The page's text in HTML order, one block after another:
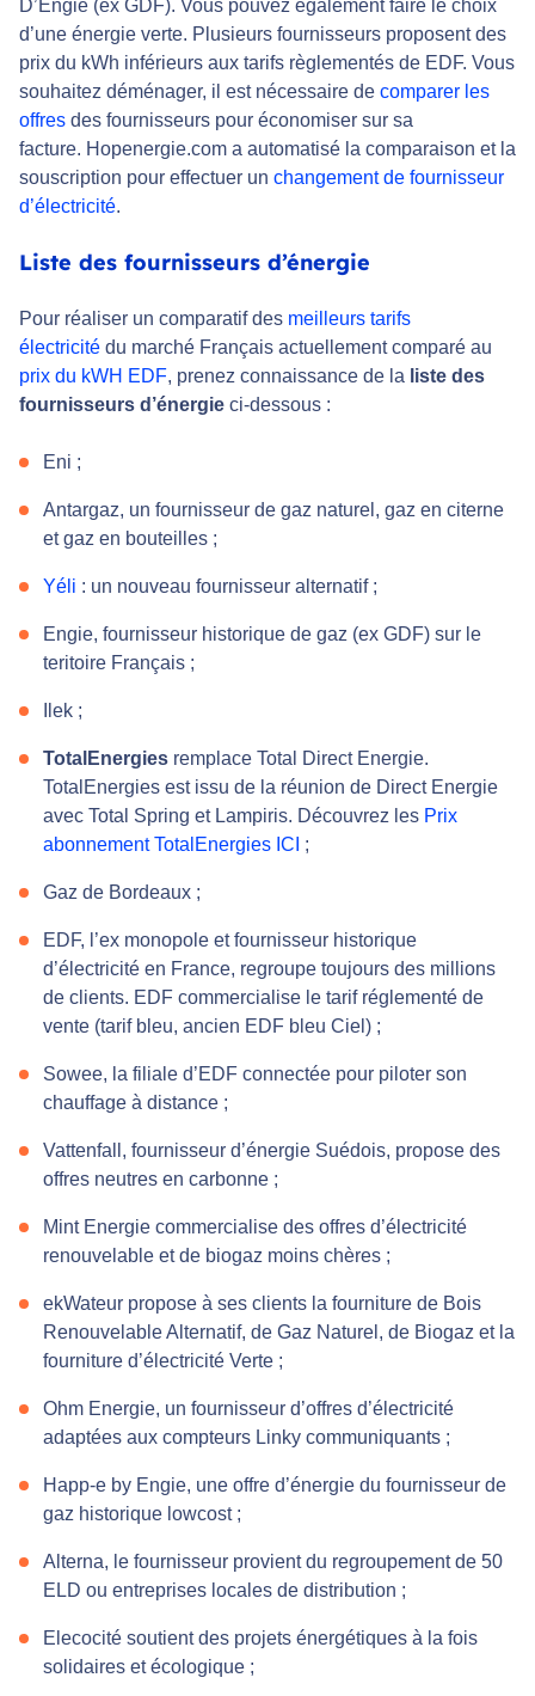
D’Engie (ex GDF). Vous pouvez également faire le choix
d’une énergie verte. Plusieurs fournisseurs proposent des
prix du kWh inférieurs aux tarifs règlementés de EDF. Vous
souhaitez déménager, il est nécessaire de comparer les
offres des fournisseurs pour économiser sur sa
facture. Hopenergie.com a automatisé la comparaison et la
souscription pour effectuer un changement de fournisseur
d’électricité.
Liste des fournisseurs d’énergie
Pour réaliser un comparatif des meilleurs tarifs
électricité du marché Français actuellement comparé au
prix du kWH EDF, prenez connaissance de la liste des
fournisseurs d’énergie ci-dessous :
Eni ;
Antargaz, un fournisseur de gaz naturel, gaz en citerne
et gaz en bouteilles ;
Yéli : un nouveau fournisseur alternatif ;
Engie, fournisseur historique de gaz (ex GDF) sur le
teritoire Français ;
Ilek ;
TotalEnergies remplace Total Direct Energie.
TotalEnergies est issu de la réunion de Direct Energie
avec Total Spring et Lampiris. Découvrez les Prix
abonnement TotalEnergies ICI ;
Gaz de Bordeaux ;
EDF, l’ex monopole et fournisseur historique
d’électricité en France, regroupe toujours des millions
de clients. EDF commercialise le tarif réglementé de
vente (tarif bleu, ancien EDF bleu Ciel) ;
Sowee, la filiale d’EDF connectée pour piloter son
chauffage à distance ;
Vattenfall, fournisseur d’énergie Suédois, propose des
offres neutres en carbonne ;
Mint Energie commercialise des offres d’électricité
renouvelable et de biogaz moins chères ;
ekWateur propose à ses clients la fourniture de Bois
Renouvelable Alternatif, de Gaz Naturel, de Biogaz et la
fourniture d’électricité Verte ;
Ohm Energie, un fournisseur d’offres d’électricité
adaptées aux compteurs Linky communiquants ;
Happ-e by Engie, une offre d’énergie du fournisseur de
gaz historique lowcost ;
Alterna, le fournisseur provient du regroupement de 50
ELD ou entreprises locales de distribution ;
Elecocité soutient des projets énergétiques à la fois
solidaires et écologique ;